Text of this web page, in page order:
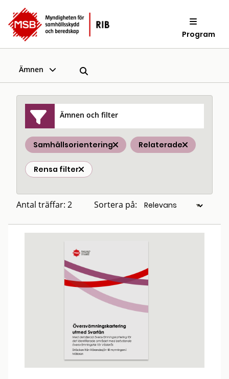
Program
Ämnen
Ämnen och filter
Samhällsorientering Relaterade
Rensa filter
Antal träffar: 2 Sortera på: